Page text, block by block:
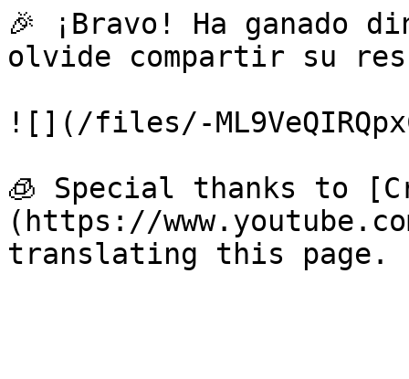
🎉 ¡Bravo! Ha ganado
olvide compartir su
![](/files/-
🧊 Special thanks to
(https://